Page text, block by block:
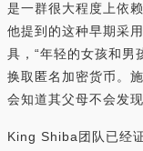
是一群很大程度上依
他提到的这种早期采
具，“年轻的女孩和男
换取匿名加密货币。
会知道其父母不会发
King Shiba团队已经